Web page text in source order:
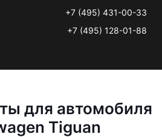
+7 (495) 431-00-33
+7 (495) 128-01-88
для автомобиля
Tiguan